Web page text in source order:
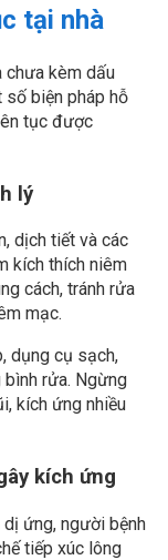
tại nhà
chưa kèm dấu
số biện pháp hỗ
tục được
lý
dịch tiết và các
kích thích niêm
cách, tránh rửa
mạc.
dụng cụ sạch,
bình rửa. Ngừng
kích ứng nhiều
kích ứng
ứng, người bệnh
tiếp xúc lông